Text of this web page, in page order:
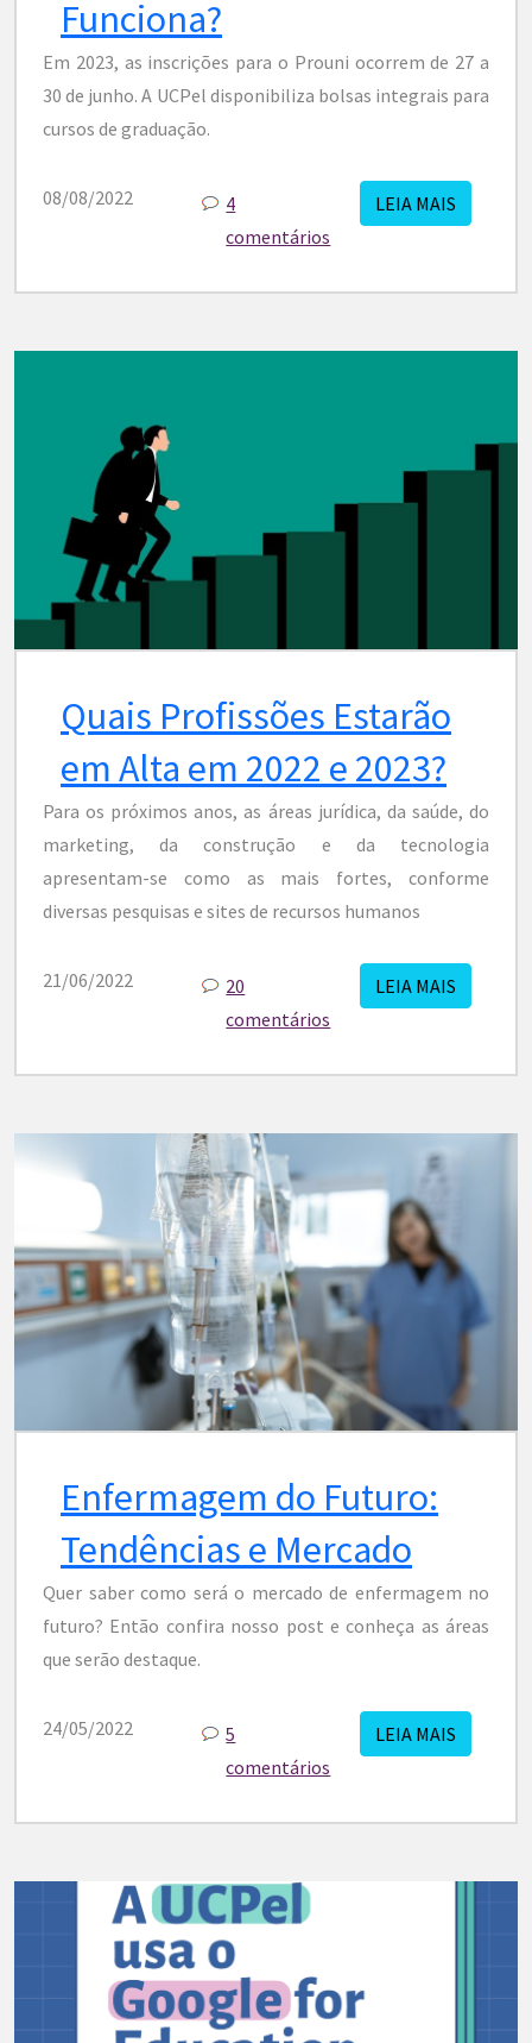
Funciona?
Em 2023, as inscrições para o Prouni ocorrem de 27 a
30 de junho. A UCPel disponibiliza bolsas integrais para
cursos de graduação.
08/08/2022
4
comentários
LEIA MAIS
Quais Profissões Estarão
em Alta em 2022 e 2023?
Para os próximos anos, as áreas jurídica, da saúde, do
marketing, da construção e da tecnologia
apresentam-se como as mais fortes, conforme
diversas pesquisas e sites de recursos humanos
21/06/2022
20
comentários
LEIA MAIS
Enfermagem do Futuro:
Tendências e Mercado
Quer saber como será o mercado de enfermagem no
futuro? Então confira nosso post e conheça as áreas
que serão destaque.
24/05/2022
5
comentários
LEIA MAIS